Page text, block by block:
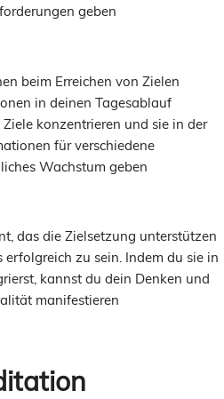
geben
beim Erreichen von Zielen
in deinen Tagesablauf
konzentrieren und sie in der
für verschiedene
Wachstum geben
das die Zielsetzung unterstützen
zu sein. Indem du sie in
kannst du dein Denken und
manifestieren